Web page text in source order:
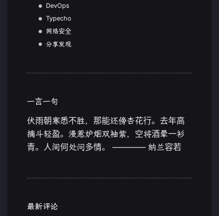
DevOps
Typecho
网络安全
分享发现
一言一句
伏雨朝寒悉不胜，那能还傍杏花行。去年高
摘斗轻盈。漫惹炉烟双袖紫，空将酒晕一衫
青。人间何处问多情。 ———— 纳兰容若
最新评论